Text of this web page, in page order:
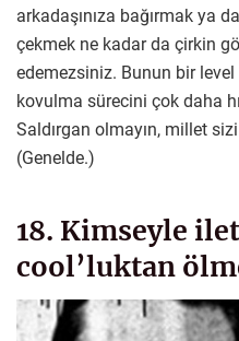
arkadaşınıza bağırmak ya
çekmek ne kadar da çirkin
edemezsiniz. Bunun bir
kovulma sürecini çok daha
Saldırgan olmayın, millet
(Genelde.)
18. Kimseyle
cool’luktan